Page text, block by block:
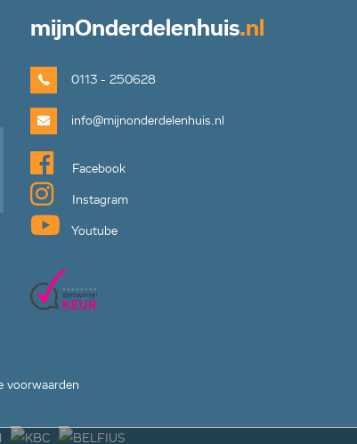
mijnOnderdelenhuis.nl
0113 - 250628
info@mijnonderdelenhuis.nl
Facebook
Instagram
Youtube
voorwaarden